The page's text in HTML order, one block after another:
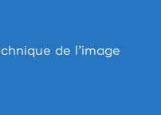
de l’image